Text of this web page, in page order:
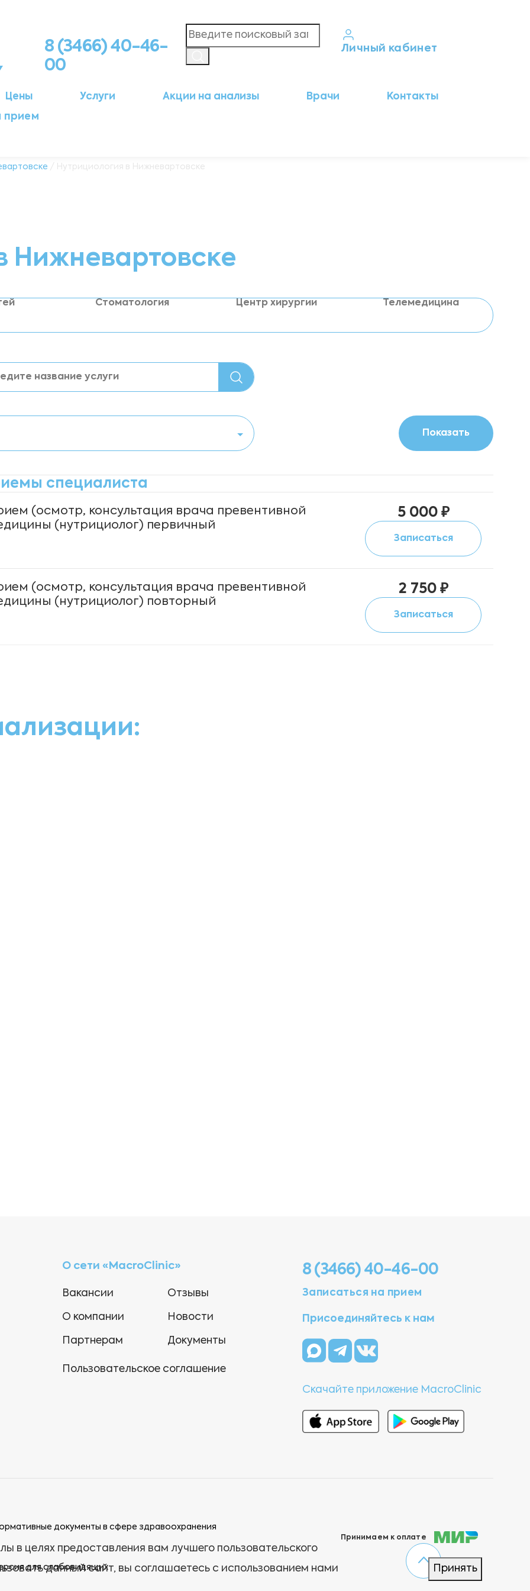
8 (3466) 40-46-
00
Личный кабинет
Цены Услуги Акции на анализы Врачи
Контакты
прием
/ Нутрициология в Нижневартовске
Нижневартовске
Стоматология Центр хирургии Телемедицина
специалиста
(осмотр, консультация врача превентивной
(нутрициолог) первичный
5 000 ₽
Записаться
(осмотр, консультация врача превентивной
(нутрициолог) повторный
2 750 ₽
Записаться
О сети «MacroClinic»
Вакансии
О компании
Партнерам
Отзывы
Новости
Документы
Пользовательское соглашение
8 (3466) 40-46-00
Записаться на прием
Присоединяйтесь к нам
Скачайте приложение MacroClinic
документы в сфере здравоохранения
для слабовидящих
Принимаем к оплате
в целях предоставления вам лучшего пользовательского
данный сайт, вы соглашаетесь с использованием нами
Принять